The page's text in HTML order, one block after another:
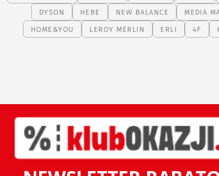
DYSON
HEBE NEW BALANCE
MEDIA
HOME&YOU
LEROY MERLIN ERLI 4F